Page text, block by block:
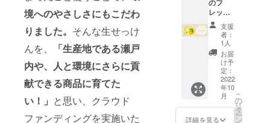
境へのやさしさにもこだわ
りました。 そんな生せっけ
んを、
「生産地である瀬戸
内や、人と環境にさらに貢
献できる商品に育てた
い！」 と思い、クラウド
ファンディングを実施いた
品の届
けはご
ざいま
せん。
ん。 み
かんの
生せっ
けん50
ｇ／1
個：朝
晩のご
使用で
約30日
分（泡
立て
ネッ
ト・ス
レッ
シュ
な”レモ
ン”の香
りの洗
顔料
レモン
の生
せっけ
ん 1
個】 愛
媛県大
支援
者：
1人
お届
け予
定：
2022
年10
月
詳細を見る
こ
の
リ
タ
ー
ン